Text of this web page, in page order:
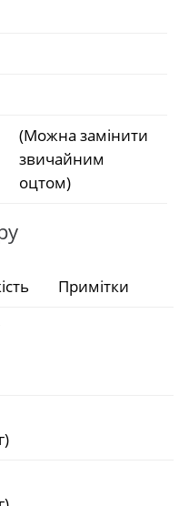
(Можна замінити
звичайним
оцтом)
Примітки